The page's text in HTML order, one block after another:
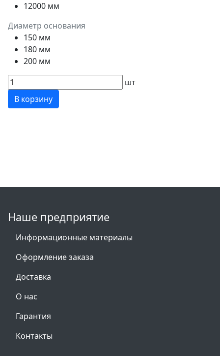
12000 мм
Диаметр основания
150 мм
180 мм
200 мм
шт
В корзину
Наше предприятие
Информационные материалы
Оформление заказа
Доставка
О нас
Гарантия
Контакты